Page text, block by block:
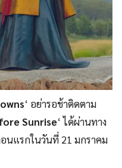
‘ อย่ารอช้าติดตาม
Sunrise‘ ได้ผ่านทาง
นแรกในวันที่ 21 มกราคม